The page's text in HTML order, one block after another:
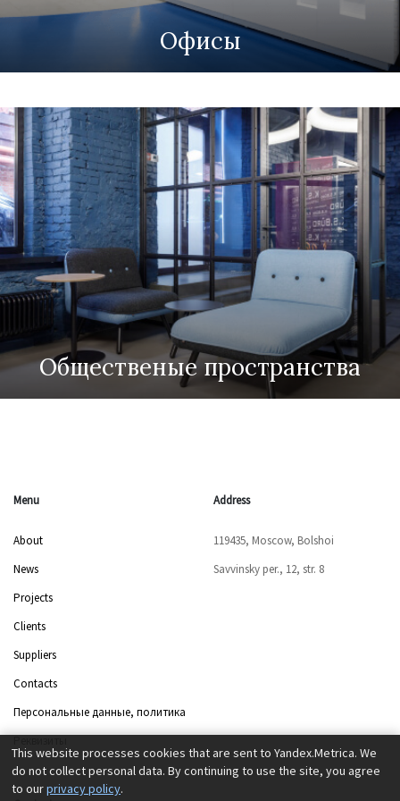
Офисы
Общественые пространства
Menu
About
News
Projects
Clients
Suppliers
Contacts
Персональные данные, политика
Address
119435, Moscow, Bolshoi
Savvinsky per., 12, str. 8
This website processes cookies that are sent to Yandex.Metrica. We
do not collect personal data. By continuing to use the site, you agree
to ourprivacy policy.